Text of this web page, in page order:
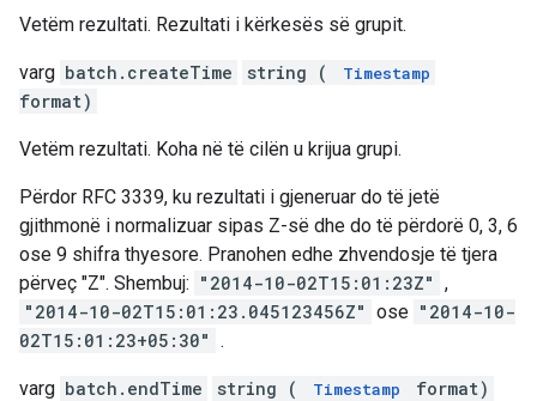
Vetëm rezultati. Rezultati i kërkesës së grupit.
varg batch.createTime string ( Timestamp
format)
Vetëm rezultati. Koha në të cilën u krijua grupi.
Përdor RFC 3339, ku rezultati i gjeneruar do të jetë
gjithmonë i normalizuar sipas Z-së dhe do të përdorë 0, 3, 6
ose 9 shifra thyesore. Pranohen edhe zhvendosje të tjera
përveç "Z". Shembuj: "2014-10-02T15:01:23Z" ,
"2014-10-02T15:01:23.045123456Z" ose "2014-10-
02T15:01:23+05:30" .
varg batch.endTime string ( Timestamp format)